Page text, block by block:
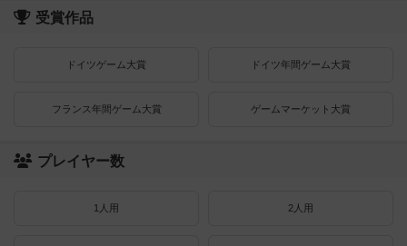
受賞作品
ドイツゲーム大賞 ドイツ年間ゲーム大賞
フランス年間ゲーム大賞 ゲームマーケット大賞
プレイヤー数
1人用 2人用